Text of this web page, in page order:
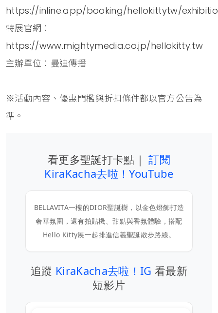
https://inline.app/booking/hellokittytw/
特展官網：
https://www.mightymedia.co.jp/hellokitty.tw
主辦單位：曼迪傳播
※活動內容、優惠門檻與折扣條件都以官方公告為
準。
看更多聖誕打卡點｜訂閱
KiraKacha去啦！YouTube
BELLAVITA一樓的DIOR聖誕樹，以金色燈飾打造
奢華氛圍，還有拍貼機、甜點與香氛體驗，搭配
Hello Kitty展一起排進信義聖誕散步路線。
追蹤 KiraKacha去啦！IG看最新
短影片